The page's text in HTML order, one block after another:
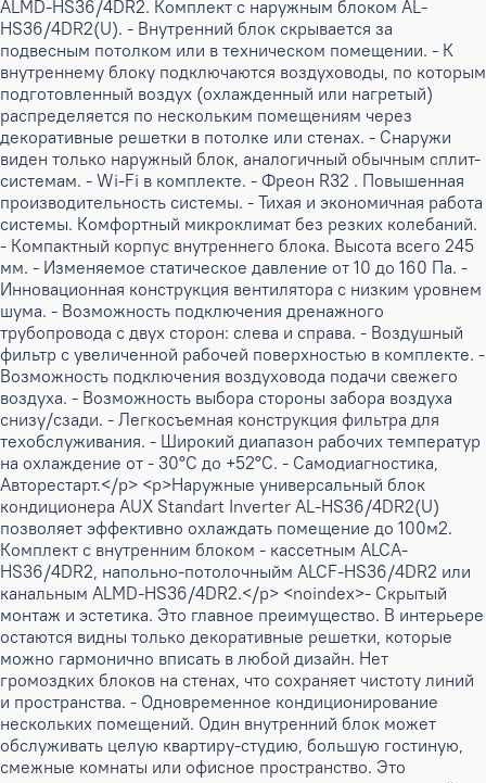
ALMD-HS36/4DR2. Комплект c наружным блоком AL-
HS36/4DR2(U). - Внутренний блок скрывается за
подвесным потолком или в техническом помещении. - К
внутреннему блоку подключаются воздуховоды, по которым
подготовленный воздух (охлажденный или нагретый)
распределяется по нескольким помещениям через
декоративные решетки в потолке или стенах. - Снаружи
виден только наружный блок, аналогичный обычным сплит-
системам. - Wi-Fi в комплекте. - Фреон R32 . Повышенная
производительность системы. - Тихая и экономичная работа
системы. Комфортный микроклимат без резких колебаний.
- Компактный корпус внутреннего блока. Высота всего 245
мм. - Изменяемое статическое давление от 10 до 160 Па. -
Инновационная конструкция вентилятора с низким уровнем
шума. - Возможность подключения дренажного
трубопровода с двух сторон: слева и справа. - Воздушный
фильтр с увеличенной рабочей поверхностью в комплекте. -
Возможность подключения воздуховода подачи свежего
воздуха. - Возможность выбора стороны забора воздуха
снизу/сзади. - Легкосъемная конструкция фильтра для
техобслуживания. - Широкий диапазон рабочих температур
на охлаждение от - 30°С до +52°С. - Самодиагностика,
Авторестарт.</p> <p>Наружные универсальный блок
кондиционера AUX Standart Inverter AL-HS36/4DR2(U)
позволяет эффективно охлаждать помещение до 100м2.
Комплект с внутренним блоком - кассетным ALCA-
HS36/4DR2, напольно-потолочныйм ALCF-HS36/4DR2 или
канальным ALMD-HS36/4DR2.</p> <noindex>- Скрытый
монтаж и эстетика. Это главное преимущество. В интерьере
остаются видны только декоративные решетки, которые
можно гармонично вписать в любой дизайн. Нет
громоздких блоков на стенах, что сохраняет чистоту линий
и пространства. - Одновременное кондиционирование
нескольких помещений. Один внутренний блок может
обслуживать целую квартиру-студию, большую гостиную,
смежные комнаты или офисное пространство. Это